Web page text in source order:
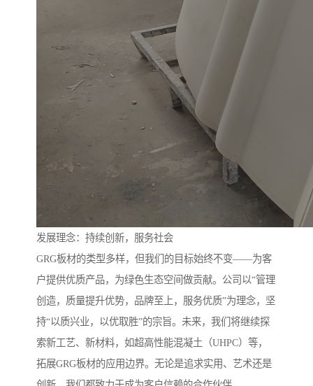
发展理念：持续创新，服务社会
GRG板材的类型多样，但我们的目标始终不变——为客
户提供优质产品，为绿色生态空间做贡献。公司以“管理
创造，质量提升优势，品牌至上，服务优质”为理念，坚
持“以质兴业，以优取胜”的宗旨。未来，我们将继续探
索新工艺、新材料，如超高性能混凝土（UHPC）等，
拓展GRG板材的应用边界。无论是追求实用、艺术还是